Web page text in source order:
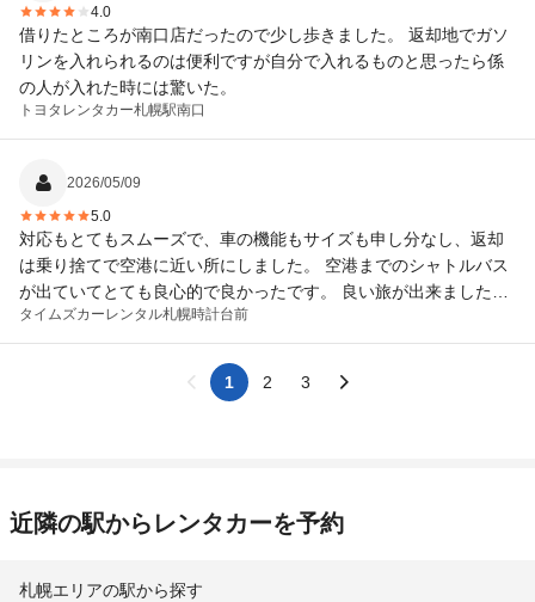
4.0
借りたところが南口店だったので少し歩きました。 返却地でガソ
リンを入れられるのは便利ですが自分で入れるものと思ったら係
の人が入れた時には驚いた。
トヨタレンタカー札幌駅南口
2026/05/09
5.0
対応もとてもスムーズで、車の機能もサイズも申し分なし、返却
は乗り捨てで空港に近い所にしました。 空港までのシャトルバス
が出ていてとても良心的で良かったです。 良い旅が出来ました。
また次回もタイムズカーでレンタルしたいと思いました。
タイムズカーレンタル札幌時計台前
1 2 3
近隣の駅からレンタカーを予約
札幌エリアの駅から探す